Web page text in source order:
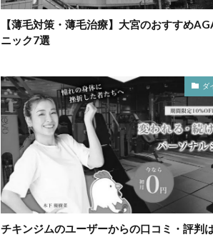
【薄毛対策・薄毛治療】大宮のおすすめ
ニック7選
ダ
チキンジムのユーザーからの口コミ・評判